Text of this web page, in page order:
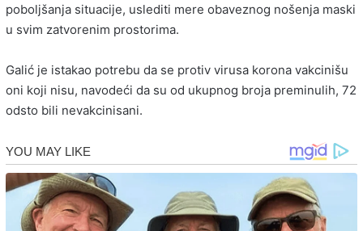
poboljšanja situacije, uslediti mere obaveznog nošenja maski
u svim zatvorenim prostorima.
Galić je istakao potrebu da se protiv virusa korona vakcinišu
oni koji nisu, navodeći da su od ukupnog broja preminulih, 72
odsto bili nevakcinisani.